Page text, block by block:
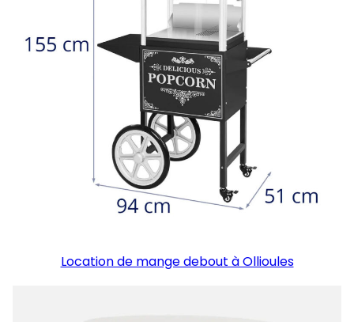
Location de mange debout à Ollioules